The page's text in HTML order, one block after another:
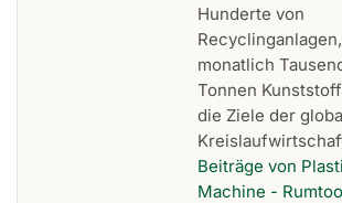
Hunderte von
monatlich
Tonnen
die Ziele der
Beiträge von
Machine -